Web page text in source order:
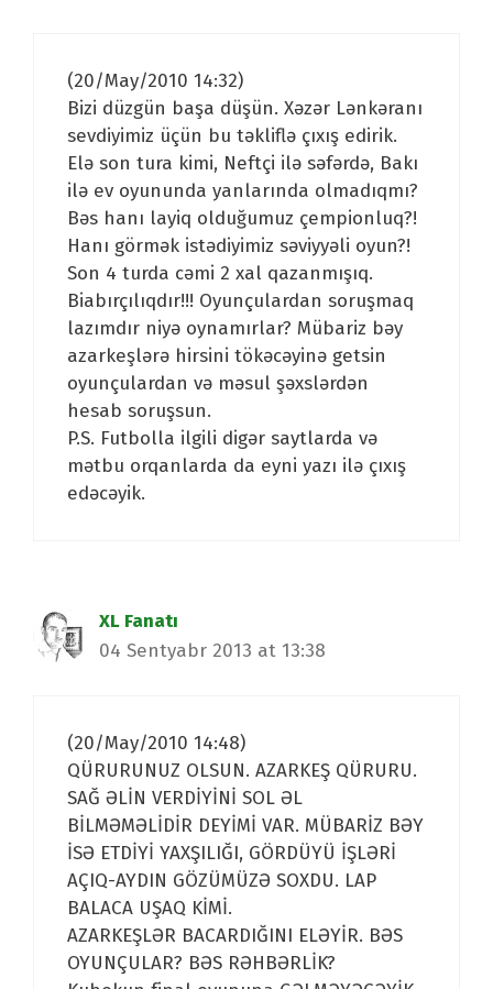
(20/May/2010 14:32)
Bizi düzgün başa düşün. Xəzər Lənkəranı
sevdiyimiz üçün bu təkliflə çıxış edirik.
Elə son tura kimi, Neftçi ilə səfərdə, Bakı
ilə ev oyununda yanlarında olmadıqmı?
Bəs hanı layiq olduğumuz çempionluq?!
Hanı görmək istədiyimiz səviyyəli oyun?!
Son 4 turda cəmi 2 xal qazanmışıq.
Biabırçılıqdır!!! Oyunçulardan soruşmaq
lazımdır niyə oynamırlar? Mübariz bəy
azarkeşlərə hirsini tökəcəyinə getsin
oyunçulardan və məsul şəxslərdən
hesab soruşsun.
P.S. Futbolla ilgili digər saytlarda və
mətbu orqanlarda da eyni yazı ilə çıxış
edəcəyik.
XL Fanatı
04 Sentyabr 2013 at 13:38
(20/May/2010 14:48)
QÜRURUNUZ OLSUN. AZARKEŞ QÜRURU.
SAĞ ƏLİN VERDİYİNİ SOL ƏL
BİLMƏMƏLİDİR DEYİMİ VAR. MÜBARİZ BƏY
İSƏ ETDİYİ YAXŞILIĞI, GÖRDÜYÜ İŞLƏRİ
AÇIQ-AYDIN GÖZÜMÜZƏ SOXDU. LAP
BALACA UŞAQ KİMİ.
AZARKEŞLƏR BACARDIĞINI ELƏYİR. BƏS
OYUNÇULAR? BƏS RƏHBƏRLİK?